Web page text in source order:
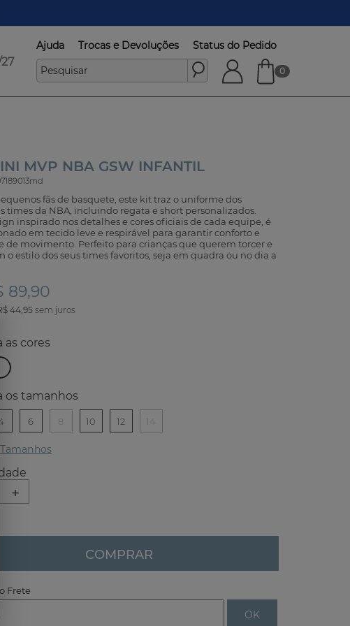
Ajuda Trocas e Devoluções Status do Pedido
0
MVP NBA GSW INFANTIL
fãs de basquete, este kit traz o uniforme dos
times da NBA, incluindo regata e short personalizados.
inspirado nos detalhes e cores oficiais de cada equipe, é
em tecido leve e respirável para garantir conforto e
de movimento. Perfeito para crianças que querem torcer e
o estilo dos seus times favoritos, seja em quadra ou no dia a
89,90
R$ 44,95
cores
tamanhos
4 6 8 10 12 14
Tamanhos
+
COMPRAR
Frete